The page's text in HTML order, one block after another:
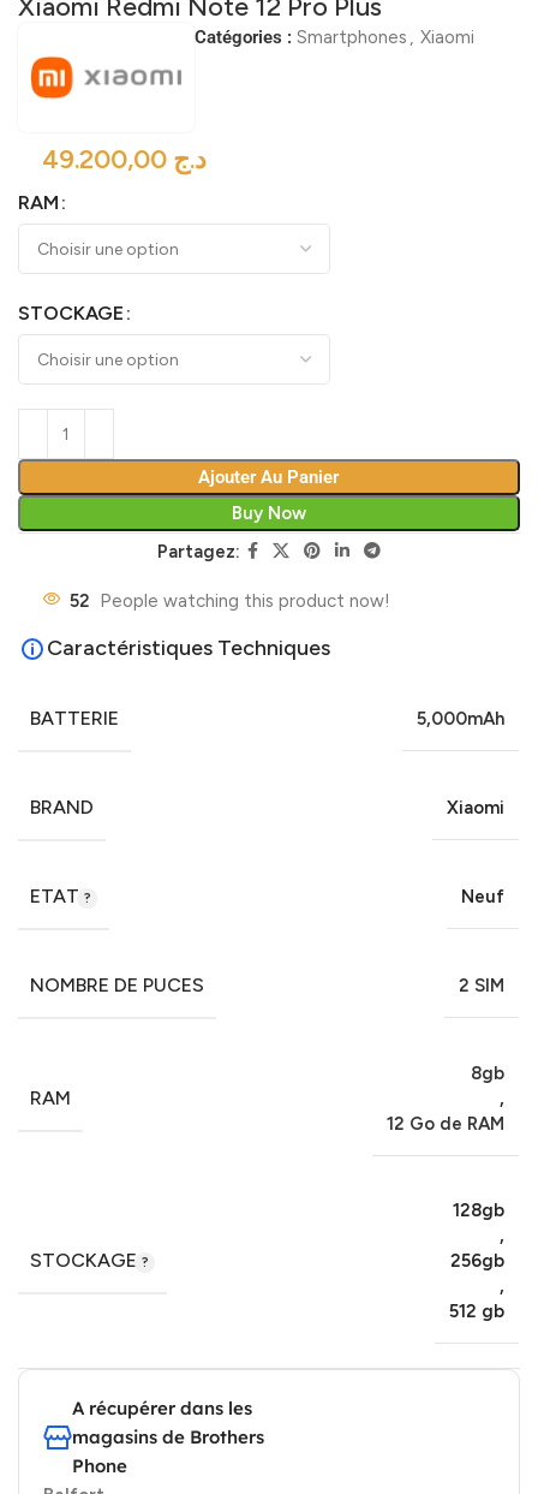
Xiaomi Redmi Note 12 Pro Plus
Catégories : Smartphones , Xiaomi
د.ج
RAM
STOCKAGE
Ajouter Au Panier
Buy Now
Partagez:
52 People watching this product now!
Caractéristiques Techniques
BATTERIE 5,000mAh
BRAND Xiaomi
ETAT Neuf
NOMBRE DE PUCES 2 SIM
RAM
8gb
,
12 Go de RAM
STOCKAGE
128gb
,
256gb
,
512 gb
A récupérer dans les
magasins de Brothers
Phone